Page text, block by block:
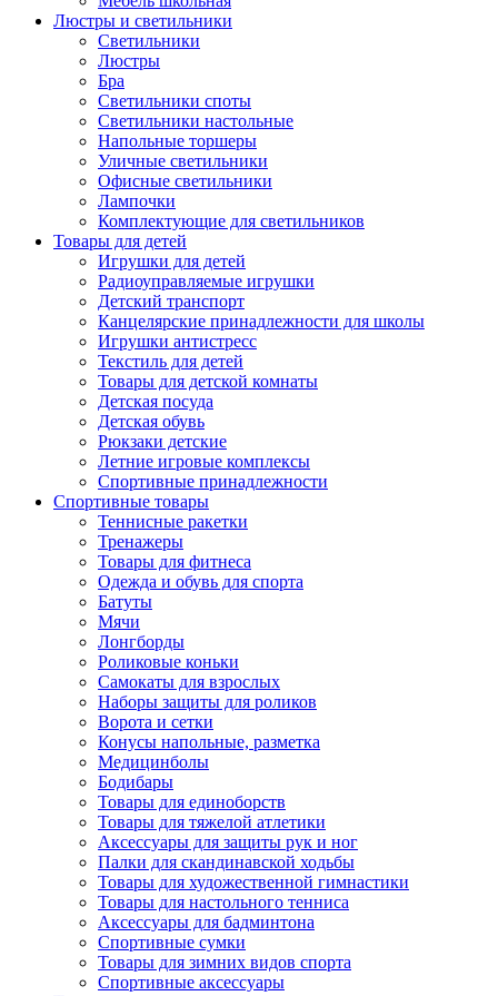
Люстры и светильники
Светильники
Люстры
Бра
Светильники споты
Светильники настольные
Напольные торшеры
Уличные светильники
Офисные светильники
Лампочки
Комплектующие для светильников
Товары для детей
Игрушки для детей
Радиоуправляемые игрушки
Детский транспорт
Канцелярские принадлежности для школы
Игрушки антистресс
Текстиль для детей
Товары для детской комнаты
Детская посуда
Детская обувь
Рюкзаки детские
Летние игровые комплексы
Спортивные принадлежности
Спортивные товары
Теннисные ракетки
Тренажеры
Товары для фитнеса
Одежда и обувь для спорта
Батуты
Мячи
Лонгборды
Роликовые коньки
Самокаты для взрослых
Наборы защиты для роликов
Ворота и сетки
Конусы напольные, разметка
Медицинболы
Бодибары
Товары для единоборств
Товары для тяжелой атлетики
Аксессуары для защиты рук и ног
Палки для скандинавской ходьбы
Товары для художественной гимнастики
Товары для настольного тенниса
Аксессуары для бадминтона
Спортивные сумки
Товары для зимних видов спорта
Спортивные аксессуары